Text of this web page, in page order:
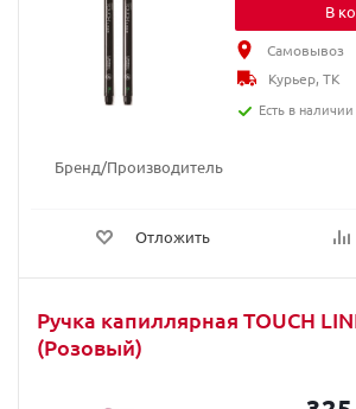
Бренд/Производитель
Отложить
В
Самовывоз
Курьер, ТК
Есть в наличии
Ручка капиллярная TOUCH
(Розовый)